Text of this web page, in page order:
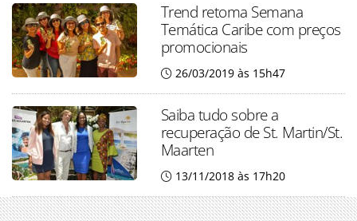
Trend retoma Semana
Temática Caribe com preços
promocionais
26/03/2019 às 15h47
Saiba tudo sobre a
recuperação de St. Martin/St.
Maarten
13/11/2018 às 17h20